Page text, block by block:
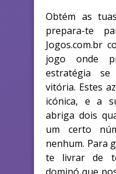
Obtém as
prepara-te
Jogos.com.br
jogo onde
estratégia se
vitória. Estes
icónica, e a
abriga dois
um certo
nenhum. Para
te livrar de